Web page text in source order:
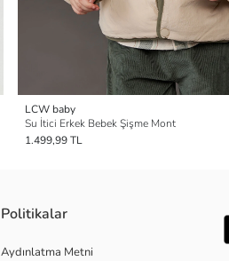
LCW baby
Su İtici Erkek Bebek Şişme Mont
1.499,99 TL
Politikalar
Aydınlatma Metni